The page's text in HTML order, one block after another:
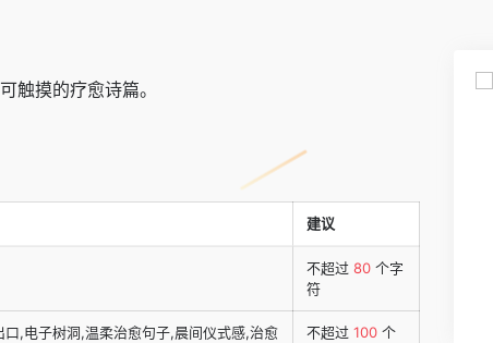
触摸的疗愈诗篇。
建议
不超过 80 个字
符
,电子树洞,温柔治愈句子,晨间仪式感,治愈
不超过 100 个